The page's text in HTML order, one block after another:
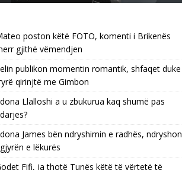
poston këtë FOTO, komenti i Brikenës
gjithë vëmendjen
publikon momentin romantik, shfaqet duke
qirinjtë me Gimbon
Llalloshi a u zbukurua kaq shumë pas
James bën ndryshimin e radhës, ndryshon
e lëkurës
Fifi, ja thotë Tunës këtë të vërtetë të